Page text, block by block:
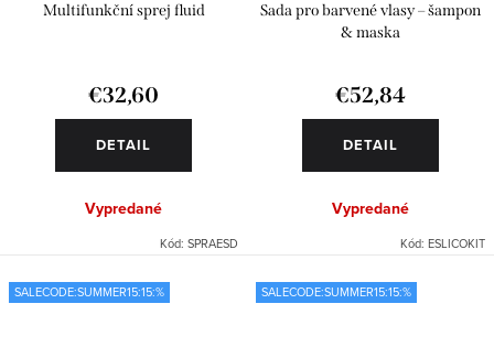
Multifunkční sprej fluid
€32,60
DETAIL
Vypredané
Kód: SPRAESD
Sada pro barvené vlasy – šampon
& maska
€52,84
DETAIL
Vypredané
Kód: ESLICOKIT
SALECODE:SUMMER15:15:% SALECODE:SUMMER15:15:%